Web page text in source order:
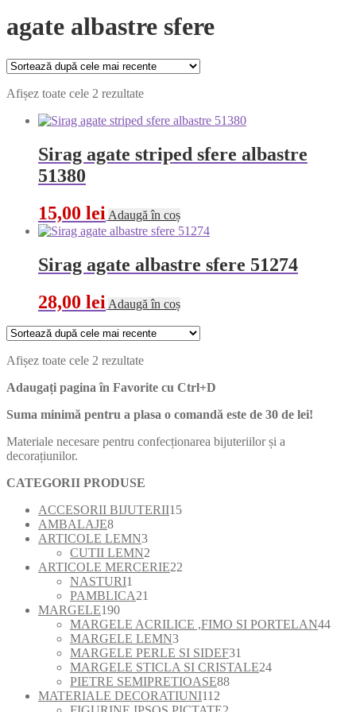
agate albastre sfere
Afișez toate cele 2 rezultateSortat
cele
recente
Sirag agate striped sfere albastre
51380
15,00 lei Adaugă în coș
Sirag agate albastre sfere 51274
28,00 lei Adaugă în coș
Afișez toate cele 2 rezultateSortat
cele
recente
Adaugați pagina în Favorite cu Ctrl+D
Suma minimă pentru a plasa o comandă este de 30 de lei!
Materiale necesare pentru confecționarea bijuteriilor și a
decorațiunilor.
CATEGORII PRODUSE
ACCESORII BIJUTERII1515
AMBALAJE88
produse
ARTICOLE LEMN33
produse
CUTII LEMN2
produse
ARTICOLE MERCERIE22
NASTURI1
produs
PAMBLICA21
produse
MARGELE190190
de
produse
MARGELE ACRILICE ,FIMO SI PORTELAN4444
MARGELE LEMN33
produse
MARGELE PERLE SI SIDEF31
de
MARGELE STICLA SI CRISTALE2424
PIETRE SEMIPRETIOASE8888
MATERIALE DECORATIUNI112
produse